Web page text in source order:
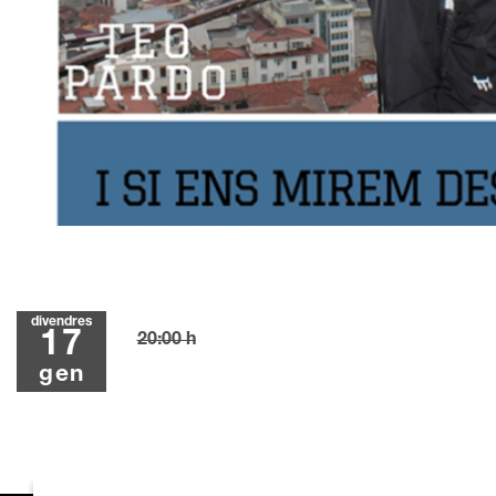
divendres
17
gen
20:00 h